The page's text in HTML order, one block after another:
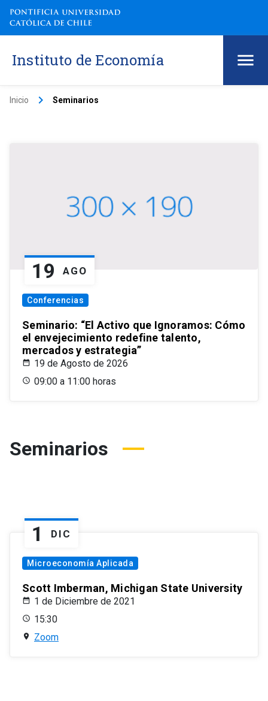
Instituto de Economía
Inicio keyboard_arrow_right Seminarios
19 AGO
Conferencias
Seminario: “El Activo que Ignoramos: Cómo
el envejecimiento redefine talento,
mercados y estrategia”
19 de Agosto de 2026
09:00 a 11:00 horas
Seminarios
1 DIC
Microeconomía Aplicada
Scott Imberman, Michigan State University
1 de Diciembre de 2021
15:30
Zoom